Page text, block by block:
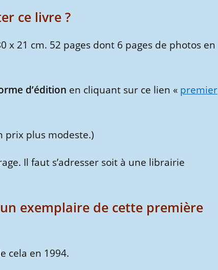
ce livre ?
x 21 cm. 52 pages dont 6 pages de photos en
d’édition en cliquant sur ce lien « premier
prix plus modeste.)
Il faut s’adresser soit à une librairie
exemplaire de cette première
cela en 1994.